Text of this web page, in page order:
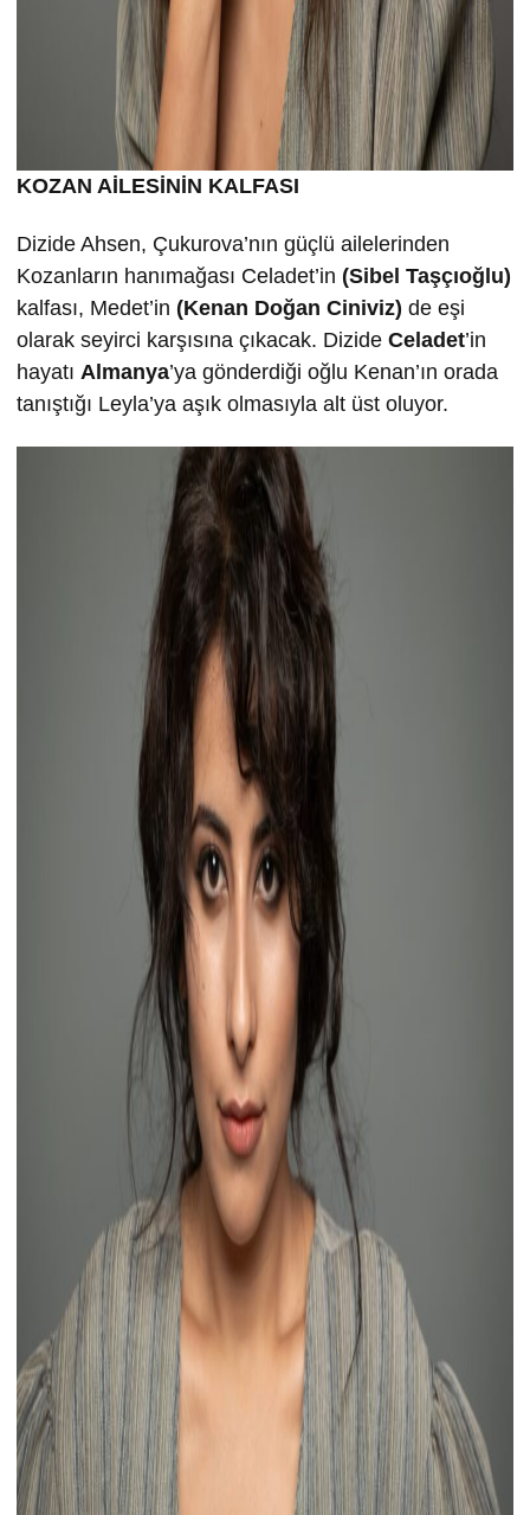
KOZAN AİLESİNİN KALFASI
Dizide Ahsen, Çukurova’nın güçlü ailelerinden
Kozanların hanımağası Celadet’in (Sibel Taşçıoğlu)
kalfası, Medet’in (Kenan Doğan Ciniviz) de eşi
olarak seyirci karşısına çıkacak. Dizide Celadet’in
hayatı Almanya’ya gönderdiği oğlu Kenan’ın orada
tanıştığı Leyla’ya aşık olmasıyla alt üst oluyor.